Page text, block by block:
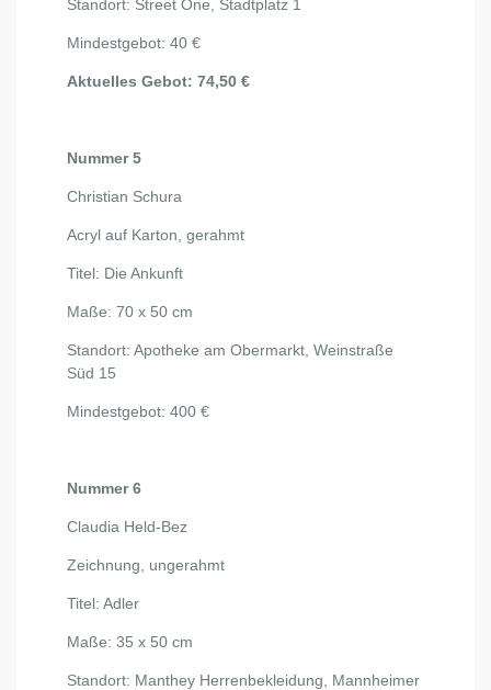
Standort: Street One, Stadtplatz 1
Mindestgebot: 40 €
Aktuelles Gebot: 74,50 €
Nummer 5
Christian Schura
Acryl auf Karton, gerahmt
Titel: Die Ankunft
Maße: 70 x 50 cm
Standort: Apotheke am Obermarkt, Weinstraße
Süd 15
Mindestgebot: 400 €
Nummer 6
Claudia Held-Bez
Zeichnung, ungerahmt
Titel: Adler
Maße: 35 x 50 cm
Standort: Manthey Herrenbekleidung, Mannheimer